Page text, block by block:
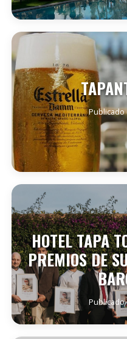
Publicado
HOTEL TAPA
PREMIOS DE
Publicado